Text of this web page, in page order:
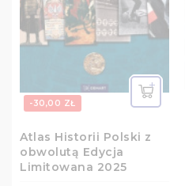
-30,00 ZŁ
Atlas Historii Polski z
obwolutą Edycja
Limitowana 2025